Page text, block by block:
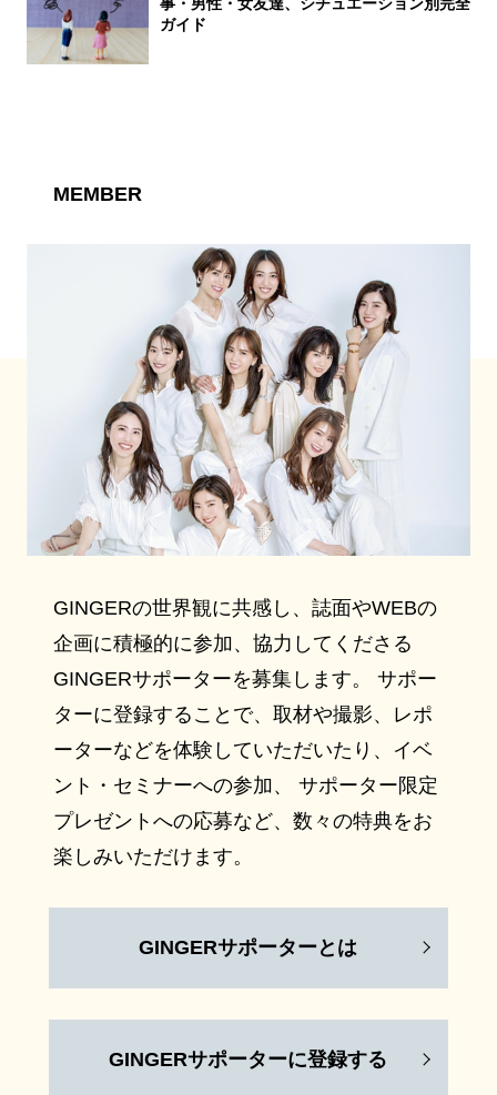
事・男性・女友達、シチュエーション別完全
ガイド
MEMBER
GINGERの世界観に共感し、誌面やWEBの
企画に積極的に参加、協力してくださる
GINGERサポーターを募集します。 サポー
ターに登録することで、取材や撮影、レポ
ーターなどを体験していただいたり、イベ
ント・セミナーへの参加、 サポーター限定
プレゼントへの応募など、数々の特典をお
楽しみいただけます。
GINGERサポーターとは
GINGERサポーターに登録する